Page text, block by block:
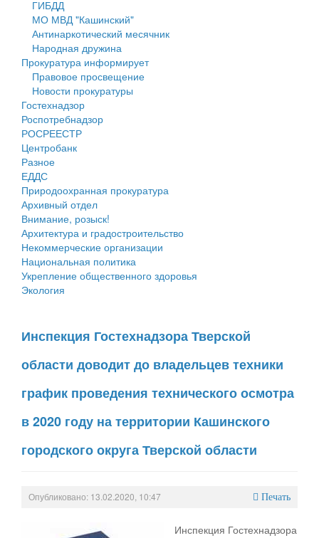
Правила землепользования и застройки
Генеральные планы
Проекты планировки территории
Собрание депутатов
Городское поселение
Сельские поселения
ГИБДД
МО МВД "Кашинский"
Антинаркотический месячник
Народная дружина
Прокуратура информирует
Правовое просвещение
Новости прокуратуры
Гостехнадзор
Роспотребнадзор
РОСРЕЕСТР
Центробанк
Разное
ЕДДС
Природоохранная прокуратура
Архивный отдел
Внимание, розыск!
Архитектура и градостроительство
Некоммерческие организации
Национальная политика
Укрепление общественного здоровья
Экология
Инспекция Гостехнадзора Тверской
области доводит до владельцев техники
график проведения технического осмотра
в 2020 году на территории Кашинского
городского округа Тверской области
Опубликовано: 13.02.2020, 10:47 Печать
Инспекция Гостехнадзора